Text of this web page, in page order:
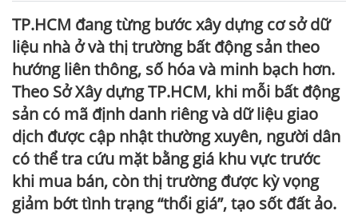
TP.HCM đang từng bước xây dựng cơ sở dữ
liệu nhà ở và thị trường bất động sản theo
hướng liên thông, số hóa và minh bạch hơn.
Theo Sở Xây dựng TP.HCM, khi mỗi bất động
sản có mã định danh riêng và dữ liệu giao
dịch được cập nhật thường xuyên, người dân
có thể tra cứu mặt bằng giá khu vực trước
khi mua bán, còn thị trường được kỳ vọng
giảm bớt tình trạng “thổi giá”, tạo sốt đất ảo.